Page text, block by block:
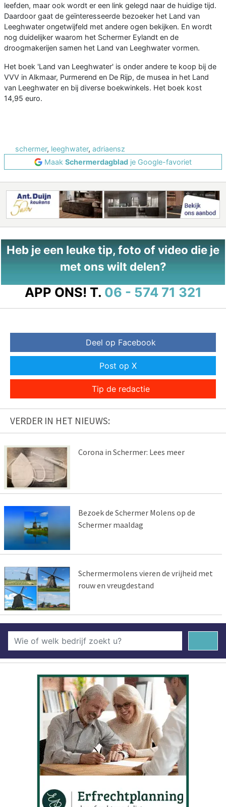
leefden, maar ook wordt er een link gelegd naar de huidige tijd.
Daardoor gaat de geïnteresseerde bezoeker het Land van
Leeghwater ongetwijfeld met andere ogen bekijken. En wordt
nog duidelijker waarom het Schermer Eylandt en de
droogmakerijen samen het Land van Leeghwater vormen.
Het boek 'Land van Leeghwater' is onder andere te koop bij de
VVV in Alkmaar, Purmerend en De Rijp, de musea in het Land
van Leeghwater en bij diverse boekwinkels. Het boek kost
14,95 euro.
schermer, leeghwater, adriaensz
Maak Schermerdagblad je Google-favoriet
Heb je een leuke tip, foto of video die je
met ons wilt delen?
APP ONS! T. 06 - 574 71 321
Deel op Facebook
Post op X
Tip de redactie
VERDER IN HET NIEUWS:
Corona in Schermer: Lees meer
Bezoek de Schermer Molens op de
Schermer maaldag
Schermermolens vieren de vrijheid met
rouw en vreugdestand